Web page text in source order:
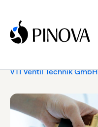
VTI Ventil Technik GmbH